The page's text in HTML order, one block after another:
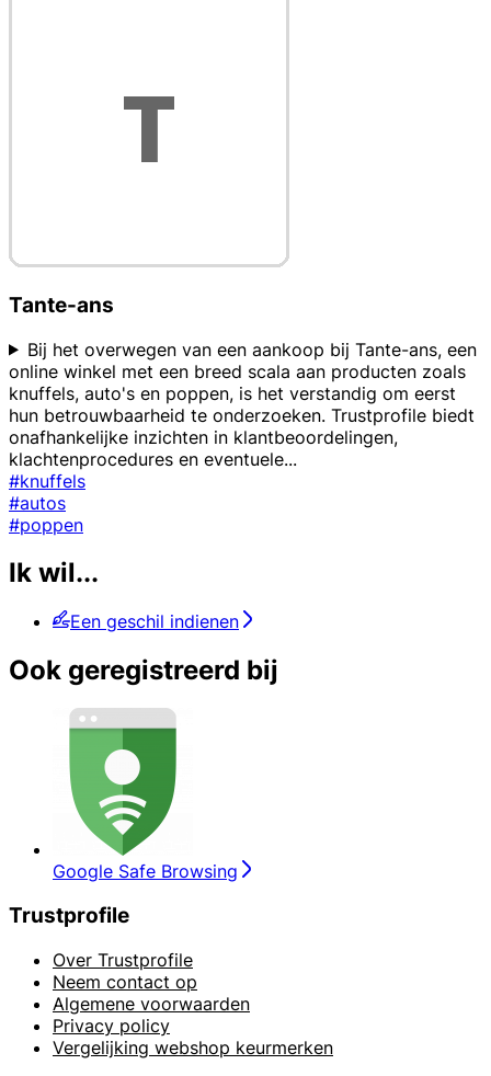
Tante-ans
Bij het overwegen van een aankoop bij Tante-ans, een
online winkel met een breed scala aan producten zoals
knuffels, auto's en poppen, is het verstandig om eerst
hun betrouwbaarheid te onderzoeken. Trustprofile biedt
onafhankelijke inzichten in klantbeoordelingen,
klachtenprocedures en eventuele...
#knuffels
#autos
#poppen
Ik wil...
Een geschil indienen
Ook geregistreerd bij
Google Safe Browsing
Trustprofile
Over Trustprofile
Neem contact op
Algemene voorwaarden
Privacy policy
Vergelijking webshop keurmerken